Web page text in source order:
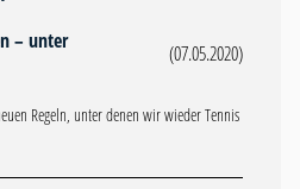
– unter
(07.05.2020)
Regeln, unter denen wir wieder Tennis